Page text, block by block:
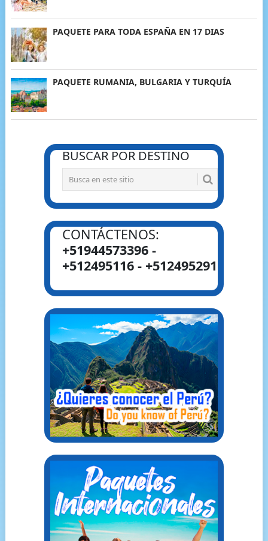
PAQUETE PARA TODA ESPAÑA EN 17 DIAS
PAQUETE RUMANIA, BULGARIA Y TURQUÍA
BUSCAR POR DESTINO
CONTÁCTENOS:
+51944573396 -
+512495116 - +512495291